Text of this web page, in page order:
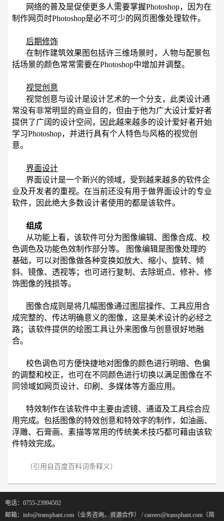
网络的普及是促使更多人需要掌握Photoshop，因为在
制作网页时Photoshop是必不可少的网页图像处理软件。
后期修饰
在制作建筑效果图包括许三维场景时，人物与配景包
括场景的颜色常常需要在Photoshop中增加并调整。
视觉创意
视觉创意与设计是设计艺术的一个分支，此类设计通
常没有非常明显的商业目的，但由于他为广大设计爱好者
提供了广阔的设计空间，因此越来越多的设计爱好者开始
学习Photoshop，并进行具有个人特色与风格的视觉创
意。
界面设计
界面设计是一个新兴的领域，受到越来越多的软件企
业及开发者的重视。在当前还没有用于做界面设计的专业
软件，因此绝大多数设计者使用的都是该软件。
组成
从功能上看，该软件可分为图像编辑、图像合成、校
色调色及功能色效制作部分等。 图像编辑是图像处理的
基础，可以对图像做各种变换如放大、缩小、旋转、倾
斜、镜像、透视等；也可进行复制、去除斑点、修补、修
饰图像的残损等。
图像合成则是将几幅图像通过图层操作、工具应用合
成完整的、传达明确意义的图像，这是美术设计的必经之
路；该软件提供的绘图工具让外来图像与创意很好地融
合。
校色调色可方便快捷地对图像的颜色进行明暗、色偏
的调整和校正，也可在不同颜色进行切换以满足图像在不
同领域如网页设计、印刷、多媒体等方面应用。
特效制作在该软件中主要由滤镜、通道及工具综合应
用完成。包括图像的特效创意和特效字的制作，如油画、
浮雕、石膏画、素描等常用的传统美术技巧都可藉由该软
件特效完成。
（引用自百度百科词条释义）
电话：0755-23994502
邮箱：info@transphant.com（业务咨询、资源合作） / careers@transphant.com（简